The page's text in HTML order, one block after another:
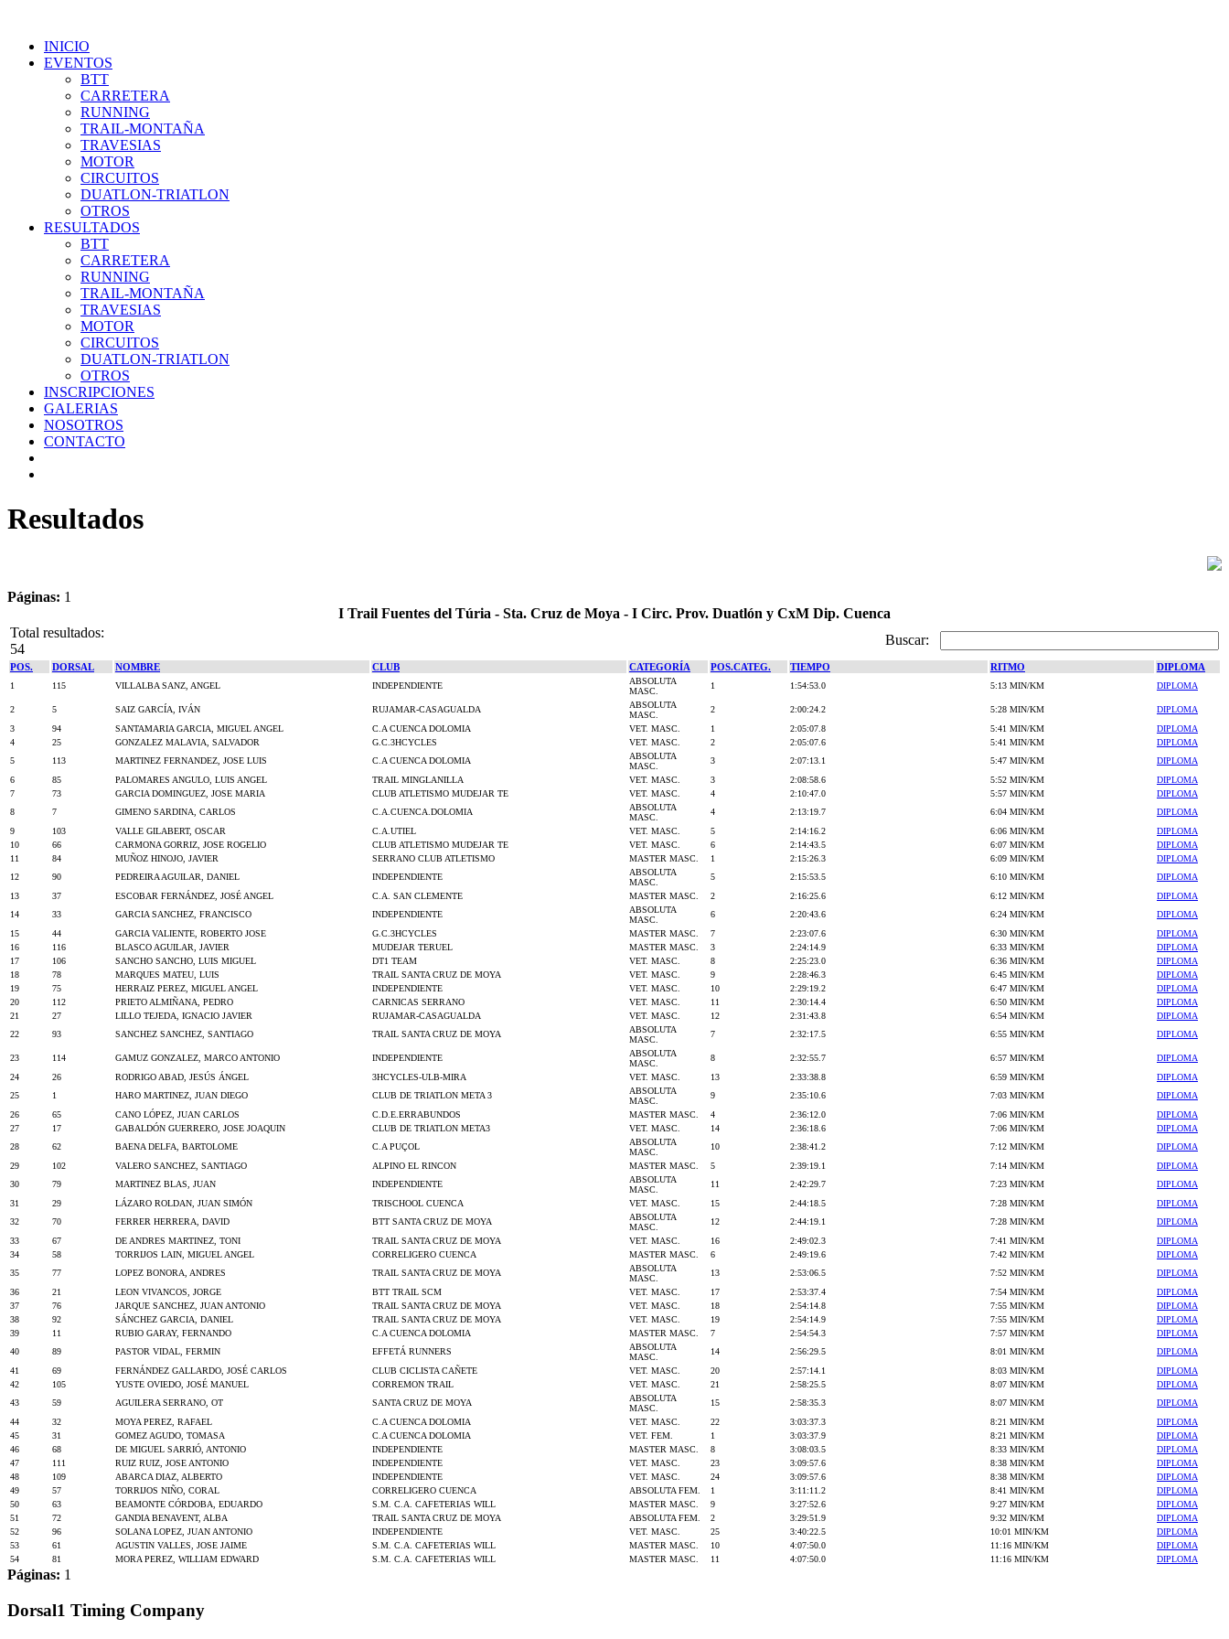
INICIO
EVENTOS
BTT
CARRETERA
RUNNING
TRAIL-MONTAÑA
TRAVESIAS
MOTOR
CIRCUITOS
DUATLON-TRIATLON
OTROS
RESULTADOS
BTT
CARRETERA
RUNNING
TRAIL-MONTAÑA
TRAVESIAS
MOTOR
CIRCUITOS
DUATLON-TRIATLON
OTROS
INSCRIPCIONES
GALERIAS
NOSOTROS
CONTACTO
Resultados
Páginas: 1
I Trail Fuentes del Túria - Sta. Cruz de Moya - I Circ. Prov. Duatlón y CxM Dip. Cuenca
Total resultados:
54
Buscar:
POS. DORSAL NOMBRE CLUB CATEGORÍA POS.CATEG. TIEMPO RITMO DIPLOMA
1 115 VILLALBA SANZ, ANGEL INDEPENDIENTE
ABSOLUTA
MASC.
1 1:54:53.0 5:13 MIN/KM DIPLOMA
2 5 SAIZ GARCÍA, IVÁN RUJAMAR-CASAGUALDA
ABSOLUTA
MASC.
2 2:00:24.2 5:28 MIN/KM
DIPLOMA
3
94 SANTAMARIA GARCIA, MIGUEL ANGEL C.A CUENCA DOLOMIA VET. MASC. 1 2:05:07.8 5:41 MIN/KM
DIPLOMA
4
25 GONZALEZ MALAVIA, SALVADOR G.C.3HCYCLES VET. MASC. 2 2:05:07.6 5:41 MIN/KM
DIPLOMA
5
113 MARTINEZ FERNANDEZ, JOSE LUIS C.A CUENCA DOLOMIA
ABSOLUTA
MASC.
3 2:07:13.1 5:47 MIN/KM
DIPLOMA
6
85 PALOMARES ANGULO, LUIS ANGEL TRAIL MINGLANILLA VET. MASC. 3 2:08:58.6 5:52 MIN/KM
DIPLOMA
7
73 GARCIA DOMINGUEZ, JOSE MARIA CLUB ATLETISMO MUDEJAR TE VET. MASC. 4 2:10:47.0 5:57 MIN/KM
DIPLOMA
8
7 GIMENO SARDINA, CARLOS C.A.CUENCA.DOLOMIA
ABSOLUTA
MASC.
4 2:13:19.7 6:04 MIN/KM
DIPLOMA
9
103 VALLE GILABERT, OSCAR C.A.UTIEL VET. MASC. 5 2:14:16.2 6:06 MIN/KM
DIPLOMA
10
66 CARMONA GORRIZ, JOSE ROGELIO CLUB ATLETISMO MUDEJAR TE VET. MASC. 6 2:14:43.5 6:07 MIN/KM
DIPLOMA
11
84 MUÑOZ HINOJO, JAVIER SERRANO CLUB ATLETISMO MASTER MASC. 1 2:15:26.3 6:09 MIN/KM
DIPLOMA
12
90 PEDREIRA AGUILAR, DANIEL INDEPENDIENTE
ABSOLUTA
MASC.
5 2:15:53.5 6:10 MIN/KM
DIPLOMA
13
37 ESCOBAR FERNÁNDEZ, JOSÉ ANGEL C.A. SAN CLEMENTE MASTER MASC. 2 2:16:25.6 6:12 MIN/KM
DIPLOMA
14
33 GARCIA SANCHEZ, FRANCISCO INDEPENDIENTE
ABSOLUTA
MASC.
6 2:20:43.6 6:24 MIN/KM
DIPLOMA
15
44 GARCIA VALIENTE, ROBERTO JOSE G.C.3HCYCLES MASTER MASC. 7 2:23:07.6 6:30 MIN/KM
DIPLOMA
16
116 BLASCO AGUILAR, JAVIER MUDEJAR TERUEL MASTER MASC. 3 2:24:14.9 6:33 MIN/KM
DIPLOMA
17
106 SANCHO SANCHO, LUIS MIGUEL DT1 TEAM VET. MASC. 8 2:25:23.0 6:36 MIN/KM
DIPLOMA
18
78 MARQUES MATEU, LUIS TRAIL SANTA CRUZ DE MOYA VET. MASC. 9 2:28:46.3 6:45 MIN/KM
DIPLOMA
19
75 HERRAIZ PEREZ, MIGUEL ANGEL INDEPENDIENTE VET. MASC. 10 2:29:19.2 6:47 MIN/KM
DIPLOMA
20
112 PRIETO ALMIÑANA, PEDRO CARNICAS SERRANO VET. MASC. 11 2:30:14.4 6:50 MIN/KM
DIPLOMA
21
27 LILLO TEJEDA, IGNACIO JAVIER RUJAMAR-CASAGUALDA VET. MASC. 12 2:31:43.8 6:54 MIN/KM
DIPLOMA
22
93 SANCHEZ SANCHEZ, SANTIAGO TRAIL SANTA CRUZ DE MOYA
ABSOLUTA
MASC.
7 2:32:17.5 6:55 MIN/KM DIPLOMA
23 114 GAMUZ GONZALEZ, MARCO ANTONIO INDEPENDIENTE
ABSOLUTA
MASC.
8 2:32:55.7 6:57 MIN/KM
DIPLOMA
24
26 RODRIGO ABAD, JESÚS ÁNGEL 3HCYCLES-ULB-MIRA VET. MASC. 13 2:33:38.8 6:59 MIN/KM
DIPLOMA
25
1 HARO MARTINEZ, JUAN DIEGO CLUB DE TRIATLON META 3
ABSOLUTA
MASC.
9 2:35:10.6 7:03 MIN/KM
DIPLOMA
26
65 CANO LÓPEZ, JUAN CARLOS C.D.E.ERRABUNDOS MASTER MASC. 4 2:36:12.0 7:06 MIN/KM
DIPLOMA
27
17 GABALDÓN GUERRERO, JOSE JOAQUIN CLUB DE TRIATLON META3 VET. MASC. 14 2:36:18.6 7:06 MIN/KM
DIPLOMA
28
62 BAENA DELFA, BARTOLOME C.A PUÇOL
ABSOLUTA
MASC.
10 2:38:41.2 7:12 MIN/KM
DIPLOMA
29
102 VALERO SANCHEZ, SANTIAGO ALPINO EL RINCON MASTER MASC. 5 2:39:19.1 7:14 MIN/KM
DIPLOMA
30
79 MARTINEZ BLAS, JUAN INDEPENDIENTE
ABSOLUTA
MASC.
11 2:42:29.7 7:23 MIN/KM
DIPLOMA
31
29 LÁZARO ROLDAN, JUAN SIMÓN TRISCHOOL CUENCA VET. MASC. 15 2:44:18.5 7:28 MIN/KM
DIPLOMA
32
70 FERRER HERRERA, DAVID BTT SANTA CRUZ DE MOYA
ABSOLUTA
MASC.
12 2:44:19.1 7:28 MIN/KM
DIPLOMA
33
67 DE ANDRES MARTINEZ, TONI TRAIL SANTA CRUZ DE MOYA VET. MASC. 16 2:49:02.3 7:41 MIN/KM
DIPLOMA
34
58 TORRIJOS LAIN, MIGUEL ANGEL CORRELIGERO CUENCA MASTER MASC. 6 2:49:19.6 7:42 MIN/KM
DIPLOMA
35
77 LOPEZ BONORA, ANDRES TRAIL SANTA CRUZ DE MOYA
ABSOLUTA
MASC.
13 2:53:06.5 7:52 MIN/KM
DIPLOMA
36
21 LEON VIVANCOS, JORGE BTT TRAIL SCM VET. MASC. 17 2:53:37.4 7:54 MIN/KM
DIPLOMA
37
76 JARQUE SANCHEZ, JUAN ANTONIO TRAIL SANTA CRUZ DE MOYA VET. MASC. 18 2:54:14.8 7:55 MIN/KM
DIPLOMA
38
92 SÁNCHEZ GARCIA, DANIEL TRAIL SANTA CRUZ DE MOYA VET. MASC. 19 2:54:14.9 7:55 MIN/KM
DIPLOMA
39
11 RUBIO GARAY, FERNANDO C.A CUENCA DOLOMIA MASTER MASC. 7 2:54:54.3 7:57 MIN/KM
DIPLOMA
40
89 PASTOR VIDAL, FERMIN EFFETÁ RUNNERS
ABSOLUTA
MASC.
14 2:56:29.5 8:01 MIN/KM
DIPLOMA
41
69 FERNÁNDEZ GALLARDO, JOSÉ CARLOS CLUB CICLISTA CAÑETE VET. MASC. 20 2:57:14.1 8:03 MIN/KM
DIPLOMA
42
105 YUSTE OVIEDO, JOSÉ MANUEL CORREMON TRAIL VET. MASC. 21 2:58:25.5 8:07 MIN/KM
DIPLOMA
43
59 AGUILERA SERRANO, OT SANTA CRUZ DE MOYA
ABSOLUTA
MASC.
15 2:58:35.3 8:07 MIN/KM
DIPLOMA
44
32 MOYA PEREZ, RAFAEL C.A CUENCA DOLOMIA VET. MASC. 22 3:03:37.3 8:21 MIN/KM
DIPLOMA
45
31 GOMEZ AGUDO, TOMASA C.A CUENCA DOLOMIA VET. FEM. 1 3:03:37.9 8:21 MIN/KM
DIPLOMA
46
68 DE MIGUEL SARRIÓ, ANTONIO INDEPENDIENTE MASTER MASC. 8 3:08:03.5 8:33 MIN/KM
DIPLOMA
47
111 RUIZ RUIZ, JOSE ANTONIO INDEPENDIENTE VET. MASC. 23 3:09:57.6 8:38 MIN/KM
DIPLOMA
48
109 ABARCA DIAZ, ALBERTO INDEPENDIENTE VET. MASC. 24 3:09:57.6 8:38 MIN/KM
DIPLOMA
49
57 TORRIJOS NIÑO, CORAL CORRELIGERO CUENCA ABSOLUTA FEM. 1 3:11:11.2 8:41 MIN/KM
DIPLOMA
50
63 BEAMONTE CÓRDOBA, EDUARDO S.M. C.A. CAFETERIAS WILL MASTER MASC. 9 3:27:52.6 9:27 MIN/KM
DIPLOMA
51
72 GANDIA BENAVENT, ALBA TRAIL SANTA CRUZ DE MOYA ABSOLUTA FEM. 2 3:29:51.9 9:32 MIN/KM
DIPLOMA
52
96 SOLANA LOPEZ, JUAN ANTONIO INDEPENDIENTE VET. MASC. 25 3:40:22.5 10:01 MIN/KM
DIPLOMA
53
61 AGUSTIN VALLES, JOSE JAIME S.M. C.A. CAFETERIAS WILL MASTER MASC. 10 4:07:50.0 11:16 MIN/KM
DIPLOMA
54
81 MORA PEREZ, WILLIAM EDWARD S.M. C.A. CAFETERIAS WILL MASTER MASC. 11 4:07:50.0 11:16 MIN/KM DIPLOMA
Páginas: 1
Dorsal1 Timing Company